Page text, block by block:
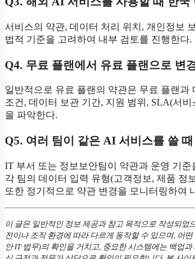
서비스의 약관, 데이터 처리 위치, 개인정보
법적 기준을 고려하여 내부 검토를 진행한
Q4. 무료 플랜에서 유료 플랜으로 변
일반적으로 유료 플랜의 약관은 무료 플랜
조건, 데이터 보관 기간, 지원 범위, SLA(서
을 파악한다.
Q5. 여러 팀이 같은 AI 서비스를 쓸
IT 부서 또는 정보보안팀이 약관과 운영 기
각 팀의 데이터 입력 유형(고객정보, 제품 정
또한 정기적으로 약관 변경을 모니터링하여
이 글은 일반적인 정보 제공과 참고 목적으로 작성되었
전이나 조직 환경에 따라 다르게 동작할 수 있으며, 어
안·IT·법무)의 확인을 거치고, 중요한 시스템에는 백업